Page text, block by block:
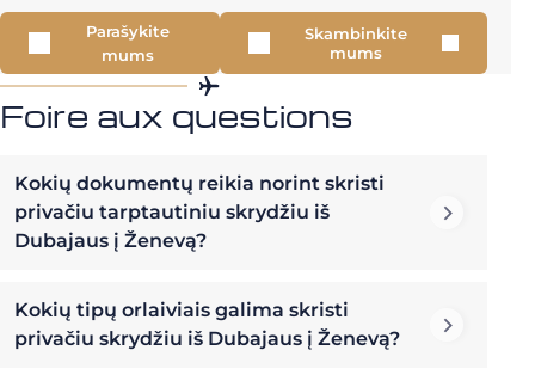
Parašykite
mums
Skambinkite
mums
Foire aux questions
Kokių dokumentų reikia norint skristi
privačiu tarptautiniu skrydžiu iš
Dubajaus į Ženevą?
Kokių tipų orlaiviais galima skristi
privačiu skrydžiu iš Dubajaus į Ženevą?